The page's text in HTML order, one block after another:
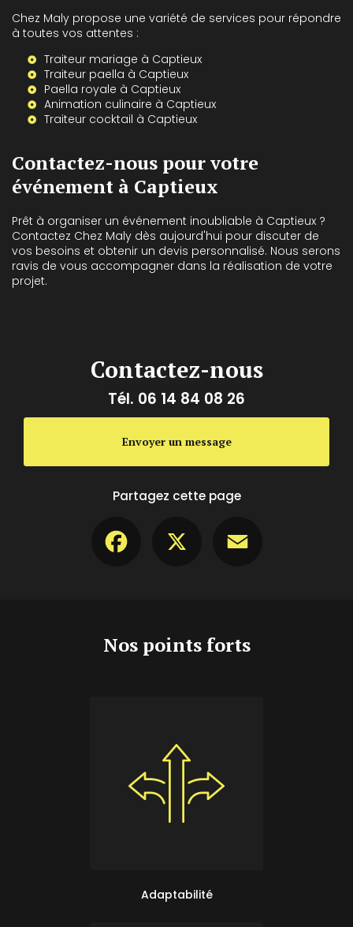
Chez Maly propose une variété de services pour répondre
à toutes vos attentes :
Traiteur mariage à Captieux
Traiteur paella à Captieux
Paella royale à Captieux
Animation culinaire à Captieux
Traiteur cocktail à Captieux
Contactez-nous pour votre
événement à Captieux
Prêt à organiser un événement inoubliable à Captieux ?
Contactez Chez Maly dès aujourd'hui pour discuter de
vos besoins et obtenir un devis personnalisé. Nous serons
ravis de vous accompagner dans la réalisation de votre
projet.
Contactez-nous
Tél. 06 14 84 08 26
Envoyer un message
Partagez cette page
Nos points forts
Adaptabilité